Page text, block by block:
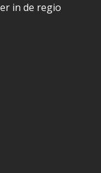
in de regio